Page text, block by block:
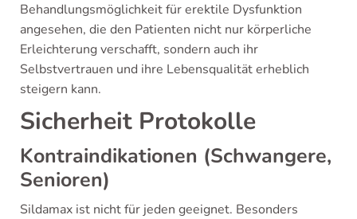
Behandlungsmöglichkeit für erektile Dysfunktion
angesehen, die den Patienten nicht nur körperliche
Erleichterung verschafft, sondern auch ihr
Selbstvertrauen und ihre Lebensqualität erheblich
steigern kann.
Sicherheit Protokolle
Kontraindikationen (Schwangere,
Senioren)
Sildamax ist nicht für jeden geeignet. Besonders